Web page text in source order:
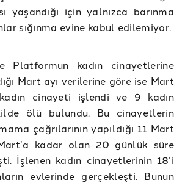
yaşandığı için yalnızca barınma
sığınma evine kabul edilemiyor.
Platformun kadın cinayetlerine
Mart ayı verilerine göre ise Mart
cinayeti işlendi ve 9 kadın
ölü bulundu. Bu cinayetlerin
çağrılarının yapıldığı 11 Mart
kadar olan 20 günlük süre
İşlenen kadın cinayetlerinin 18’i
evlerinde gerçekleşti. Bunun